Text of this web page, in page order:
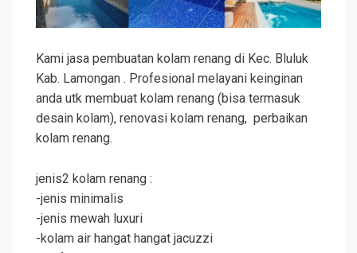
Kami jasa pembuatan kolam renang di Kec. Bluluk
Kab. Lamongan . Profesional melayani keinginan
anda utk membuat kolam renang (bisa termasuk
desain kolam), renovasi kolam renang, perbaikan
kolam renang.
jenis2 kolam renang :
-jenis minimalis
-jenis mewah luxuri
-kolam air hangat hangat jacuzzi